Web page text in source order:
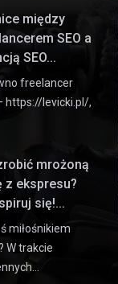
między
SEO a
SEO...
freelancer
https://levicki.pl/,
mrożoną
z ekspresu?
się!...
miłośnikiem
W trakcie